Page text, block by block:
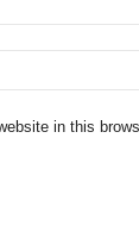
in this